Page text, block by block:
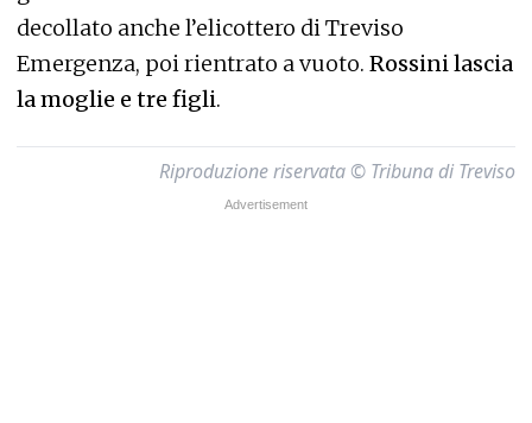
decollato anche l’elicottero di Treviso
Emergenza, poi rientrato a vuoto. Rossini lascia
la moglie e tre figli.
Riproduzione riservata © Tribuna di Treviso